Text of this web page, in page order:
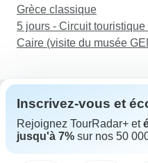
Grèce classique
5 jours - Circuit
Caire (visite du musée
Assistance
Contactez-nous
Inscrivez-vous et
Rejoignez TourRadar+ et
jusqu'à 7% sur nos 50